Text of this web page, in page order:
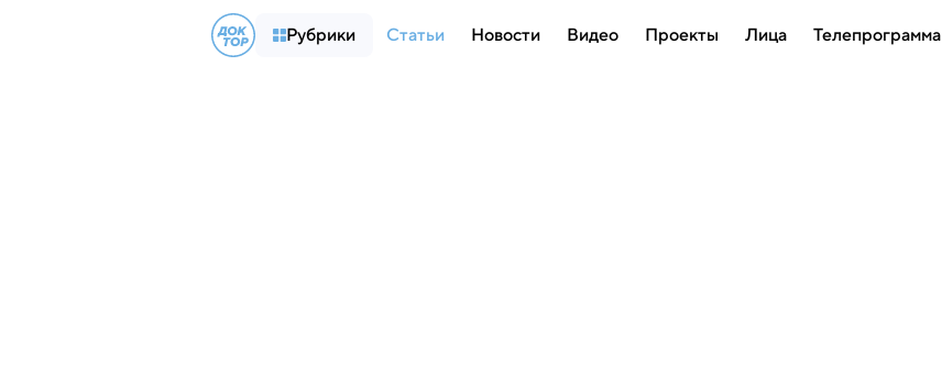
Рубрики Статьи Новости Видео Проекты Лица Телепрограмма